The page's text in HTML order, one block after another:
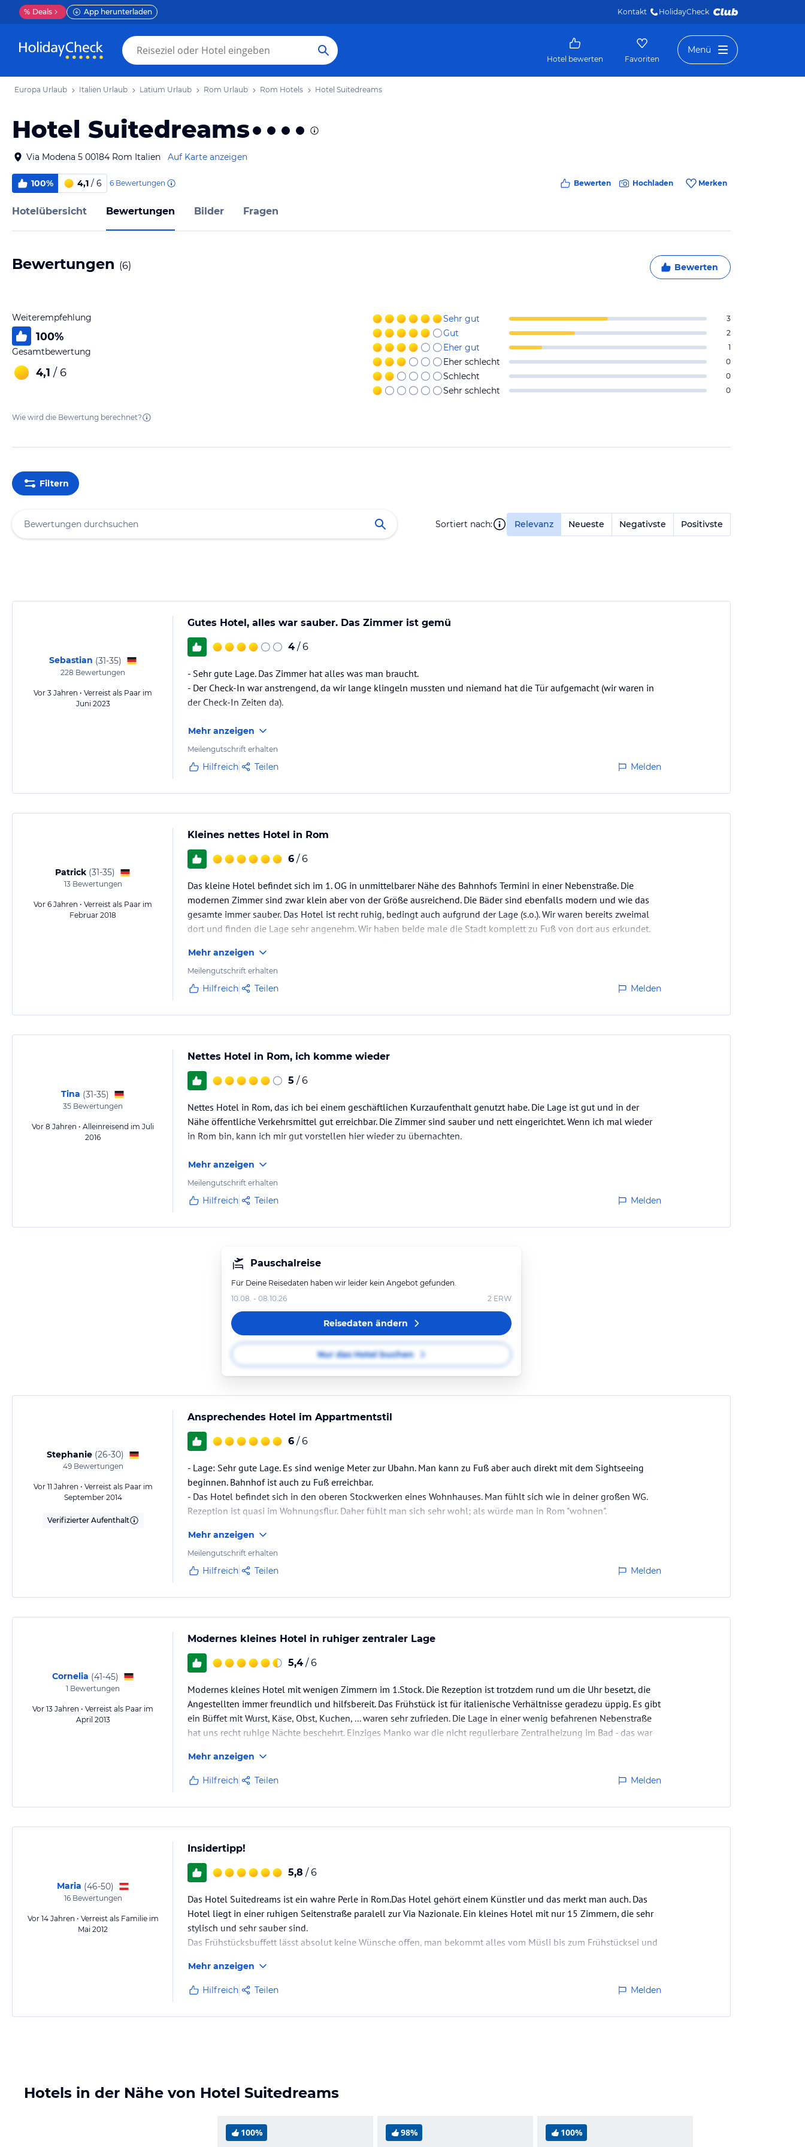
% Deals App herunterladen Kontakt HolidayCheck
Hotel bewerten Favoriten
Menü
Europa Urlaub Italien Urlaub Latium Urlaub Rom Urlaub Rom Hotels Hotel Suitedreams
Hotel Suitedreams
Via Modena 5 00184 Rom Italien Auf Karte anzeigen
100% 4,1 / 6 6 Bewertungen Bewerten Hochladen Merken
Hotelübersicht Bewertungen Bilder Fragen
Bewertungen (6) Bewerten
Weiterempfehlung
100%
Gesamtbewertung
4,1 / 6
Sehr gut 3
Gut 2
Eher gut 1
Eher schlecht 0
Schlecht 0
Sehr schlecht 0
Wie wird die Bewertung berechnet?
Filtern
Sortiert nach: Relevanz Neueste Negativste Positivste
Sebastian (31-35)
228 Bewertungen
Vor 3 Jahren • Verreist als Paar im
Juni 2023
Gutes Hotel, alles war sauber. Das Zimmer ist gemü
4 / 6
- Sehr gute Lage. Das Zimmer hat alles was man braucht.
- Der Check-In war anstrengend, da wir lange klingeln mussten und niemand hat die Tür aufgemacht (wir waren in
der Check-In Zeiten da).
Mehr anzeigen
Meilengutschrift erhalten
Hilfreich Teilen Melden
Patrick (31-35)
13Bewertungen
Vor 6 Jahren • Verreist als Paar im
Februar 2018
Kleines nettes Hotel in Rom
6 / 6
Das kleine Hotel befindet sich im 1. OG in unmittelbarer Nähe des Bahnhofs Termini in einer Nebenstraße. Die
modernen Zimmer sind zwar klein aber von der Größe ausreichend. Die Bäder sind ebenfalls modern und wie das
gesamte immer sauber. Das Hotel ist recht ruhig, bedingt auch aufgrund der Lage (s.o.). Wir waren bereits zweimal
dort und finden die Lage sehr angenehm. Wir haben beide male die Stadt komplett zu Fuß von dort aus erkundet.
Mehr anzeigen
Meilengutschrift erhalten
Hilfreich Teilen Melden
Tina (31-35)
35 Bewertungen
Vor 8 Jahren • Alleinreisend im Juli
2016
Nettes Hotel in Rom, ich komme wieder
5 / 6
Nettes Hotel in Rom, das ich bei einem geschäftlichen Kurzaufenthalt genutzt habe. Die Lage ist gut und in der
Nähe öffentliche Verkehrsmittel gut erreichbar. Die Zimmer sind sauber und nett eingerichtet. Wenn ich mal wieder
in Rom bin, kann ich mir gut vorstellen hier wieder zu übernachten.
Mehr anzeigen
Meilengutschrift erhalten
Hilfreich Teilen Melden
Pauschalreise
Für Deine Reisedaten haben wir leider kein Angebot gefunden.
10.08. - 08.10.26
2 ERW
Reisedaten ändern
Nur das Hotel buchen
Stephanie (26-30)
49Bewertungen
Vor 11 Jahren • Verreist als Paar im
September 2014
Verifizierter Aufenthalt
Ansprechendes Hotel im Appartmentstil
6 / 6
- Lage: Sehr gute Lage. Es sind wenige Meter zur Ubahn. Man kann zu Fuß aber auch direkt mit dem Sightseeing
beginnen. Bahnhof ist auch zu Fuß erreichbar.
- Das Hotel befindet sich in den oberen Stockwerken eines Wohnhauses. Man fühlt sich wie in deiner großen WG.
Rezeption ist quasi im Wohnungsflur. Daher fühlt man sich sehr wohl; als würde man in Rom "wohnen".
- Rezeption ist der freundlich, unkompliziert und dauerhaft…
Mehr anzeigen
Meilengutschrift erhalten
Hilfreich Teilen Melden
Cornelia (41-45)
1 Bewertungen
Vor 13 Jahren • Verreist als Paar im
April 2013
Modernes kleines Hotel in ruhiger zentraler Lage
5,4 / 6
Modernes kleines Hotel mit wenigen Zimmern im 1.Stock. Die Rezeption ist trotzdem rund um die Uhr besetzt, die
Angestellten immer freundlich und hilfsbereit. Das Frühstück ist für italienische Verhältnisse geradezu üppig. Es gibt
ein Büffet mit Wurst, Käse, Obst, Kuchen, ... waren sehr zufrieden. Die Lage in einer wenig befahrenen Nebenstraße
hat uns recht ruhige Nächte beschehrt. Einziges Manko war die nicht regulierbare Zentralheizung im Bad - das war
Mehr anzeigen
Hilfreich Teilen Melden
Maria (46-50)
16Bewertungen
Vor 14 Jahren • Verreist als Familie im
Mai 2012
Insidertipp!
5,8 / 6
Das Hotel Suitedreams ist ein wahre Perle in Rom.Das Hotel gehört einem Künstler und das merkt man auch. Das
Hotel liegt in einer ruhigen Seitenstraße paralell zur Via Nazionale. Ein kleines Hotel mit nur 15 Zimmern, die sehr
stylisch und sehr sauber sind.
Das Frühstücksbuffett lässt absolut keine Wünsche offen, man bekommt alles vom Müsli bis zum Frühstücksei und
Es waren alle Nationalitäten und jedes Alter vertreten.
Preis-/Leistungsverhälnis des Hotels ist absolut OK! Für…
Mehr anzeigen
Hilfreich Teilen Melden
Hotels in der Nähe von Hotel Suitedreams
100% 98% 100%